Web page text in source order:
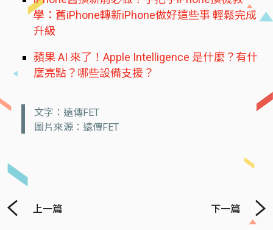
學：舊iPhone轉新iPhone做好這些事 輕鬆完成
升級
蘋果 AI 來了！Apple Intelligence 是什麼？有什
麼亮點？哪些設備支援？
文字：遠傳FET
圖片來源：遠傳FET
上一篇 下一篇